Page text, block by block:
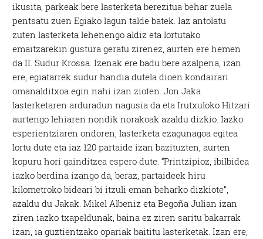
ikusita, parkeak bere lasterketa berezitua behar zuela
pentsatu zuen Egiako lagun talde batek. Iaz antolatu
zuten lasterketa lehenengo aldiz eta lortutako
emaitzarekin gustura geratu zirenez, aurten ere hemen
da II. Sudur Krossa. Izenak ere badu bere azalpena, izan
ere, egiatarrek sudur handia dutela dioen kondairari
omanalditxoa egin nahi izan zioten. Jon Jaka
lasterketaren arduradun nagusia da eta Irutxuloko Hitzari
aurtengo lehiaren nondik norakoak azaldu dizkio. Iazko
esperientziaren ondoren, lasterketa ezagunagoa egitea
lortu dute eta iaz 120 partaide izan bazituzten, aurten
kopuru hori gainditzea espero dute. “Printzipioz, ibilbidea
iazko berdina izango da, beraz, partaideek hiru
kilometroko bideari bi itzuli eman beharko dizkiote”,
azaldu du Jakak. Mikel Albeniz eta Begoña Julian izan
ziren iazko txapeldunak, baina ez ziren saritu bakarrak
izan, ia guztientzako opariak baititu lasterketak. Izan ere,